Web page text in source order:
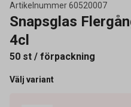
Artikelnummer60520007
Snapsglas
4cl
50 st / förpackning
Välj variant